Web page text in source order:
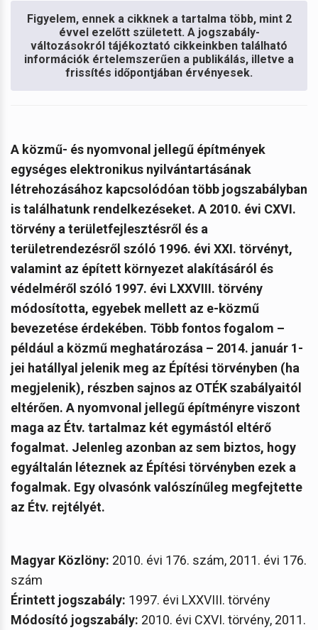
Figyelem, ennek a cikknek a tartalma több, mint 2
évvel ezelőtt született. A jogszabály-
változásokról tájékoztató cikkeinkben található
információk értelemszerűen a publikálás, illetve a
frissítés időpontjában érvényesek.
A közmű- és nyomvonal jellegű építmények
egységes elektronikus nyilvántartásának
létrehozásához kapcsolódóan több jogszabályban
is találhatunk rendelkezéseket. A 2010. évi CXVI.
törvény a területfejlesztésről és a
területrendezésről szóló 1996. évi XXI. törvényt,
valamint az épített környezet alakításáról és
védelméről szóló 1997. évi LXXVIII. törvény
módosította, egyebek mellett az e-közmű
bevezetése érdekében. Több fontos fogalom –
például a közmű meghatározása – 2014. január 1-
jei hatállyal jelenik meg az Építési törvényben (ha
megjelenik), részben sajnos az OTÉK szabályaitól
eltérően. A nyomvonal jellegű építményre viszont
maga az Étv. tartalmaz két egymástól eltérő
fogalmat. Jelenleg azonban az sem biztos, hogy
egyáltalán léteznek az Építési törvényben ezek a
fogalmak. Egy olvasónk valószínűleg megfejtette
az Étv. rejtélyét.
Magyar Közlöny: 2010. évi 176. szám, 2011. évi 176.
szám
Érintett jogszabály: 1997. évi LXXVIII. törvény
Módosító jogszabály: 2010. évi CXVI. törvény, 2011.